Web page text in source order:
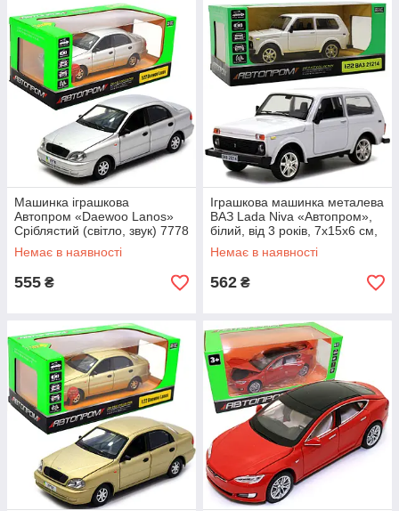
Машинка іграшкова
Автопром «Daewoo Lanos»
Сріблястий (світло, звук) 7778
Немає в наявності
555 ₴
Іграшкова машинка металева
ВАЗ Lada Niva «Автопром»,
білий, від 3 років, 7х15х6 см,
(21214)
Немає в наявності
562 ₴